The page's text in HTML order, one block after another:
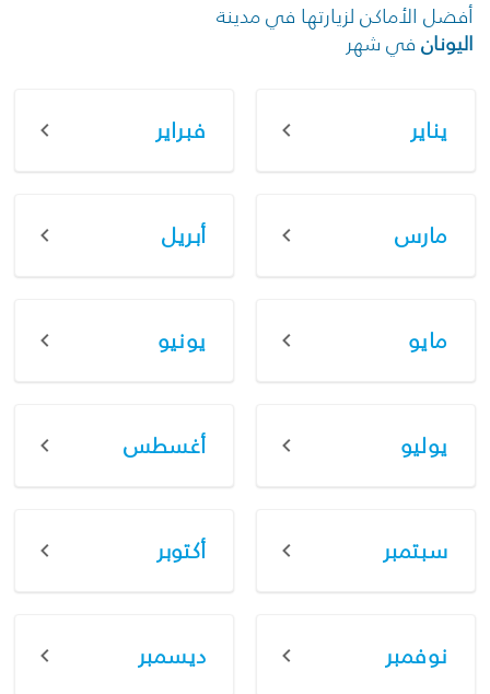
أفضل الأماكن لزيارتها في مدينة
اليونان في شهر
يناير فبراير
مارس أبريل
مايو يونيو
يوليو أغسطس
سبتمبر أكتوبر
نوفمبر ديسمبر